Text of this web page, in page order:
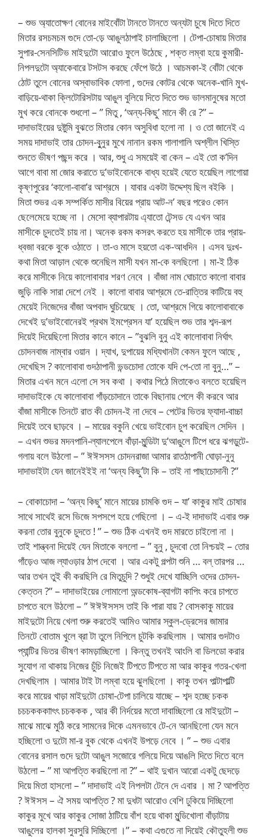
– শুভ অ্যাতোক্ষণ বোনের মাইবোঁটা টানতে টানতে অন্যটা চুষে দিতে দিতে
মিতার রসচমচম গুদে তো-ড়ে আঙুলঠাপাই চালাচ্ছিলো । টেপা-চোষায় মিতার
সুপার-সেনসিটিভ মাইদুটো আরোও ফুলে উঠেছে , শক্ত লম্বা হয়ে কুমারী-
নিপলদুটো অ্যাকেবারে টসটস করছে ফেঁপে উঠে । আচমকা-ই বোঁটা থেকে
ঠোট তুলে বোনের অস্বাভাবিক ফোলা , গুদের কোটর থেকে অনেক-খানি মুখ-
বাড়িয়ে-থাকা ক্লিটোরিসটায় আঙুল বুলিয়ে দিতে দিতে শুভ ভালমানুষের মতো
মুখ করে বোনকে শুধলো – ” মিতু , ‘অন্য-কিছু’ মানে কী রে ?” –
দাদাভাইয়ের দুষ্টুমি বুঝতে মিতার কোন অসুবিধা হলো না । ও তো জানেই এ
সময় দাদাভাই তার চোদন-বুুনুর মুখে নানান রকম গালাগালি অশ্লীল খিস্তি
শুনতে ভীষণ পছন্দ করে । আর, শুধু এ সময়েই বা কেন – এই তো ক’দিন
আগে বাবা মা জোর করাতে দু’ভাইবোনকে বাধ্য হয়েই যেতে হয়েছিল লাগোয়া
কৃষ্ণপুরের ‘কালো-বাবা’র আশ্রমে । যাবার একটা উদ্দেশ্য ছিল বইকি ।
মিতা শুভর এক সম্পর্কিত মাসীর বিয়ের প্রায় আট-ন’ বছর পরেও কোন
ছেলেমেয়ে হচ্ছে না । মেসো ব্যাপারটায় এ্যাতো টেন্সড যে এখন আর
মাসীকে চুদতেই চায় না। অনেক রকম কসরৎ করতে হয় মাসীকে তার প্রায়-
ধ্বজা বরকে বুকে ওঠাতে । তা-ও মাসে হয়তো এক-আধদিন । এসব দুঃখ-
কথা মিতা আড়াল থেকে শুনেছিল মাসী যখন মা-কে বলছিলো । মা-ই ঠিক
করে মাসীকে নিয়ে কালোবাবার শরণ নেবে । বাঁজা নাম ঘোচাতে কালো বাবার
জুড়ি নাকি সারা দেশে নেই । কালো বাবার আশ্রমে তে-রাত্তির কাটিয়ে বহু
মেয়েই নিজেদের বাঁজা অপবাদ ঘুচিয়েছে । তো, আশ্রমে গিয়ে কালোবাবাকে
দেখেই দু’ভাইবোনেরই প্রথম ইমপ্রেসন যা’ হয়েছিল শুভ তার শব্দ-রূপ
দিয়েই দিয়েছিলো মিতার কানে কানে – ”বুঝলি বুনু এই কালোবাবা নির্ঘাৎ
চোদনবাজ নাম্বার ওয়ান । দ্যাখ, দুপায়ের মধ্যিখানটা কেমন ফুলে আছে ,
দেখেছিস ? কালোবাবা গুদঠাপানী ভন্ডচোদা তোকে যদি পে-তো না বুনু…” –
মিতার এখন মনে এলো সে সব কথা । কথার পিঠে মিতাকেও বলতে হয়েছিল
দাদাভাইকে যে কালোবাবা গাঁড়চোদানে তাকে বিছানায় পেলে কী করবে আর
বাঁজা মাসীকে তিনটে রাত কী চোদন-ই না দেবে – পেটের ভিতর ফ্যাদা-বাচ্চা
দিয়েই তবে ছাড়বে । – মায়ের বকুনি খেয়ে ভাইবোন চুপ করেছিল সেদিন ।
– এখন শুভর মদনপানি-ল্যালপেলে বাঁড়া-মুন্ডিটা দু’আঙুলে টিপে ধরে ঝগড়ুটে-
গলায় বলে উঠলো – ” ঈঈসসস চোদনরাজা আমার রাতঠাপানী ঘোড়া-নুনু
দাদাভাইটা যেন জানেইইই না ‘অন্য কিছু’টা কি – তাই না পাছাচোদানী ?”
– বোকাচোদা – ‘অন্য কিছু’ মানে মায়ের চামকি গুদ – যা’ কাকুর মাই চোষার
সাথে সাথেই রসে ভিজে সপসপে হয়ে গেছিলো । – এ-ই দাদাভাই এবার শুরু
করনা তোর বুনুকে চুদতে ! ” – শুভ ঠিক এখনই গুদ মারতে চাইলো না ।
তাই শান্ত্বনা দিয়েই যেন মিতাকে বললো – ” বুনু , চুদবো তো নিশ্চয়ই – তোর
গাঁড়েও আজ ল্যাওড়ার ঠাপ দেবো । আর একটু গল্পটা শুনি … বল্ তারপর …
আর তখন তুই কী করছিলি রে মিতুচুদি ? শুধুই দেখে যাচ্ছিলি ওদের চোদন-
কেত্তন ?” – দাদাভাইয়ের লোমালো অন্ডকোষ-ব্যাগটা কাপিং করে চাপতে
চাপতে বলে উঠলো – ” ঈঈঈসসস তাই কি পারা যায় ? বোসকাকু মায়ের
মাইদুটো নিয়ে খেলা শুরু করতেই আমিও আমার স্কুল-ড্রেসের জামার
তিনটে বোতাম খুলে ব্রা টা তুলে নিপিলে চুটকি করছিলাম । আমার গুদটাও
প্যান্টির ভিতর ভীষণ কামড়াচ্ছিলো । কিন্তু তখনই আংলি বা ডিলডো করার
সুযোগ না থাকায় নিজের চুঁচি নিজেই টিপতে টিপতে মা আর কাকুর গতর-খেলা
দেখছিলাম । আমার টাই টা লম্বা হয়ে ঝুলছিলো । কাকু তখন পাল্টাপাল্টি
করে মায়ের খাড়া মাইদুটো চোষা-টেপা চালিয়ে যাচ্ছে – শব্দ হচ্ছে চকক
চচচকককাাৎৎ চচককক , আর কী নির্দয়ের মতো দাবাচ্ছিলো রে মাইদুটো –
মাঝে মাঝে মুঠি করে সামনের দিকে এমনভাবে টে-নে আনছিলো যেন মনে
হচ্ছিলো ও দুটো মা-র বুক থেকে এখনই উপড়ে নেবে । ” – শুভ এবার
বোনের রসাল গুদে দুটো আঙুল সজোরে গলিয়ে দিয়ে আঙলি দিতে দিতে বলে
উঠলো – ” মা আপত্তি করছিলো না ?” – থাই দুখান আরো একটু ছেদড়ে
দিয়ে মিতা হাসলো – ” দাদাভাই এই নিপলটা টেনে দে এবার । মা ? আপত্তি
? ঈঈসস – ঐ সময় আপত্তি ? মা দুধটা আরোও বেশি ঢুকিয়ে দিচ্ছিলো
কাকুর মুখে আর কাকুর সোজা ঠাটিয়ে বাঁশ হয়ে থাকা মুন্ডিখোলা বাঁড়াটায়
আঙুলের হালকা সুরসুরি দিচ্ছিলো ।” – কথা এগুতে না দিয়েই কৌতুহলী শুভ